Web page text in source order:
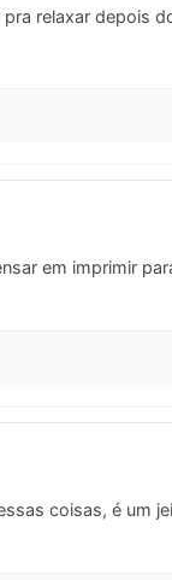
relaxar depois
em imprimir
coisas, é um